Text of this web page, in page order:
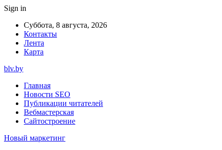
Sign in
Суббота, 8 августа, 2026
Контакты
Лента
Карта
blv.by
Главная
Новости SEO
Публикации читателей
Вебмастерская
Сайтостроение
Новый маркетинг